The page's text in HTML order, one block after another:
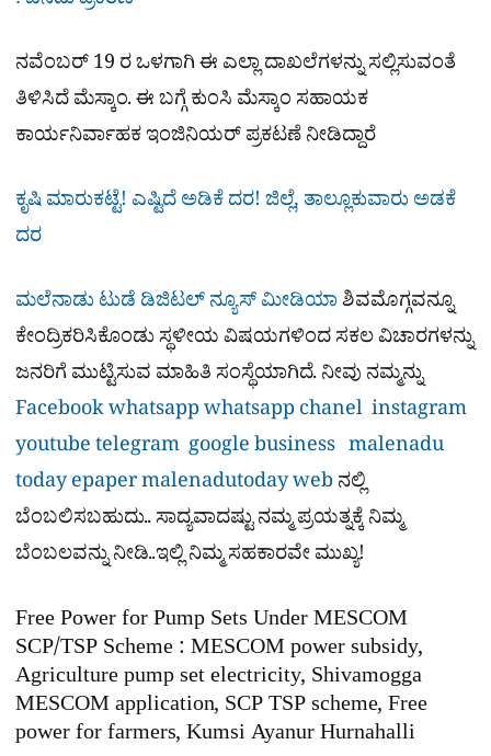
ನವೆಂಬರ್ 19 ರ ಒಳಗಾಗಿ ಈ ಎಲ್ಲಾ ದಾಖಲೆಗಳನ್ನು ಸಲ್ಲಿಸುವಂತೆ
ತಿಳಿಸಿದೆ ಮೆಸ್ಕಾಂ. ಈ ಬಗ್ಗೆ ಕುಂಸಿ ಮೆಸ್ಕಾಂ ಸಹಾಯಕ
ಕಾರ್ಯನಿರ್ವಾಹಕ ಇಂಜಿನಿಯರ್ ಪ್ರಕಟಣೆ ನೀಡಿದ್ದಾರೆ
ಕೃಷಿ ಮಾರುಕಟ್ಟೆ! ಎಷ್ಟಿದೆ ಅಡಿಕೆ ದರ! ಜಿಲ್ಲೆ, ತಾಲ್ಲೂಕುವಾರು ಅಡಕೆ
ದರ
ಮಲೆನಾಡು ಟುಡೆ ಡಿಜಿಟಲ್ ನ್ಯೂಸ್ ಮೀಡಿಯಾಶಿವಮೊಗ್ಗವನ್ನೂ
ಕೇಂದ್ರಿಕರಿಸಿಕೊಂಡು ಸ್ಥಳೀಯ ವಿಷಯಗಳಿಂದ ಸಕಲ ವಿಚಾರಗಳನ್ನು
ಜನರಿಗೆ ಮುಟ್ಟಿಸುವ ಮಾಹಿತಿ ಸಂಸ್ಥೆಯಾಗಿದೆ. ನೀವು ನಮ್ಮನ್ನು
Facebookwhatsappwhatsapp chanel instagram
youtubetelegram google business malenadu
today epapermalenadutoday web ನಲ್ಲಿ
ಬೆಂಬಲಿಸಬಹುದು.. ಸಾದ್ಯವಾದಷ್ಟು ನಮ್ಮ ಪ್ರಯತ್ನಕ್ಕೆ ನಿಮ್ಮ
ಬೆಂಬಲವನ್ನು ನೀಡಿ..ಇಲ್ಲಿ ನಿಮ್ಮ ಸಹಕಾರವೇ ಮುಖ್ಯ!
Free Power for Pump Sets Under MESCOM
SCP/TSP Scheme : MESCOM power subsidy,
Agriculture pump set electricity, Shivamogga
MESCOM application, SCP TSP scheme, Free
power for farmers, Kumsi Ayanur Hurnahalli